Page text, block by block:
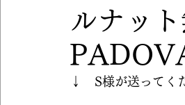
TVボードpickup 収納家具
変形テーブル 変形テーブル
ルナッ
↓　S様が送ってく